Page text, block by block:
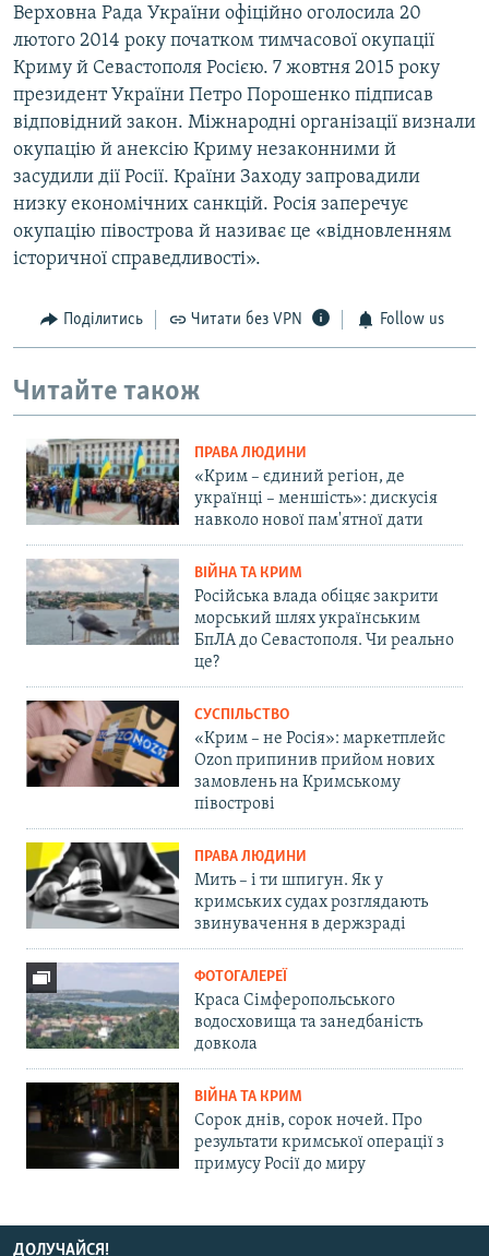
Верховна Рада України офіційно оголосила 20
лютого 2014 року початком тимчасової окупації
Криму й Севастополя Росією. 7 жовтня 2015 року
президент України Петро Порошенко підписав
відповідний закон. Міжнародні організації визнали
окупацію й анексію Криму незаконними й
засудили дії Росії. Країни Заходу запровадили
низку економічних санкцій. Росія заперечує
окупацію півострова й називає це «відновленням
історичної справедливості».
Поділитись Читати без VPN Follow us
Читайте також
ПРАВА ЛЮДИНИ
«Крим – єдиний регіон, де
українці – меншість»: дискусія
навколо нової пам'ятної дати
ВІЙНА ТА КРИМ
Російська влада обіцяє закрити
морський шлях українським
БпЛА до Севастополя. Чи реально
це?
СУСПІЛЬСТВО
«Крим – не Росія»: маркетплейс
Ozon припинив прийом нових
замовлень на Кримському
півострові
ПРАВА ЛЮДИНИ
Мить – і ти шпигун. Як у
кримських судах розглядають
звинувачення в держзраді
ФОТОГАЛЕРЕЇ
Краса Сімферопольського
водосховища та занедбаність
довкола
ВІЙНА ТА КРИМ
Сорок днів, сорок ночей. Про
результати кримської операції з
примусу Росії до миру
ДОЛУЧАЙСЯ!